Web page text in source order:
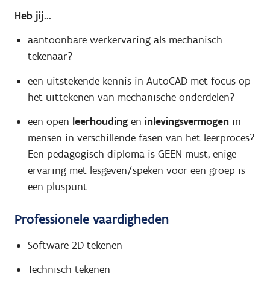
Heb jij...
aantoonbare werkervaring als mechanisch
tekenaar?
een uitstekende kennis in AutoCAD met focus op
het uittekenen van mechanische onderdelen?
een open leerhoudingen inlevingsvermogenin
mensen in verschillende fasen van het leerproces?
Een pedagogisch diploma is GEEN must, enige
ervaring met lesgeven/speken voor een groep is
een pluspunt.
Professionele vaardigheden
Software 2D tekenen
Technisch tekenen